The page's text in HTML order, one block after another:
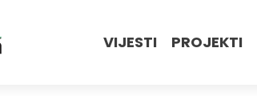
VIJESTI PROJEKTI